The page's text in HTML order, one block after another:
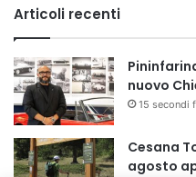
Articoli recenti
nuovo
15 secondi
Cesana
agosto